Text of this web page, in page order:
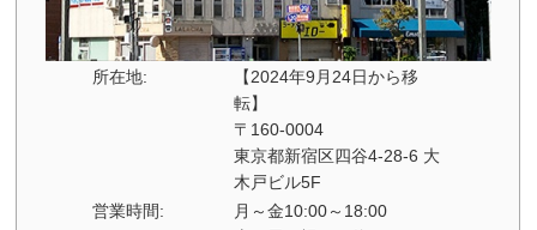
所在地:
【2024年9月24日から移
転】
〒160-0004
東京都新宿区四谷4-28-6 大
木戸ビル5F
営業時間:
月～金10:00～18:00